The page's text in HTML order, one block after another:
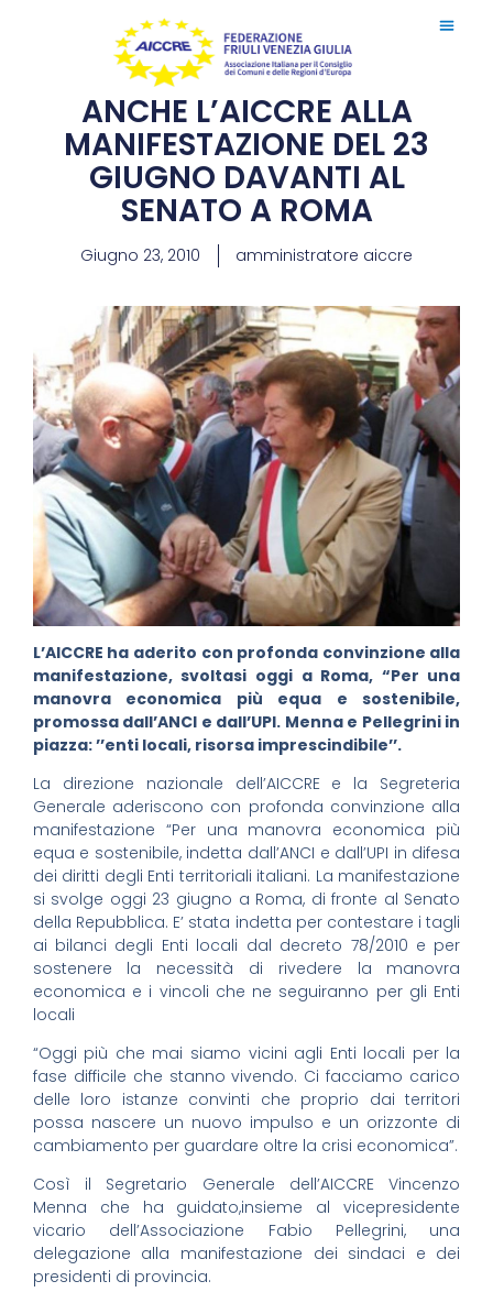
ANCHE L’AICCRE ALLA
MANIFESTAZIONE DEL 23
GIUGNO DAVANTI AL
SENATO A ROMA
Giugno 23, 2010 amministratore aiccre
L’AICCRE ha aderito con profonda convinzione alla
manifestazione, svoltasi oggi a Roma, “Per una
manovra economica più equa e sostenibile,
promossa dall’ANCI e dall’UPI. Menna e Pellegrini in
piazza: ’’enti locali, risorsa imprescindibile’’.
La direzione nazionale dell’AICCRE e la Segreteria
Generale aderiscono con profonda convinzione alla
manifestazione “Per una manovra economica più
equa e sostenibile, indetta dall’ANCI e dall’UPI in difesa
dei diritti degli Enti territoriali italiani. La manifestazione
si svolge oggi 23 giugno a Roma, di fronte al Senato
della Repubblica. E’ stata indetta per contestare i tagli
ai bilanci degli Enti locali dal decreto 78/2010 e per
sostenere la necessità di rivedere la manovra
economica e i vincoli che ne seguiranno per gli Enti
locali
“Oggi più che mai siamo vicini agli Enti locali per la
fase difficile che stanno vivendo. Ci facciamo carico
delle loro istanze convinti che proprio dai territori
possa nascere un nuovo impulso e un orizzonte di
cambiamento per guardare oltre la crisi economica”.
Così il Segretario Generale dell’AICCRE Vincenzo
Menna che ha guidato,insieme al vicepresidente
vicario dell’Associazione Fabio Pellegrini, una
delegazione alla manifestazione dei sindaci e dei
presidenti di provincia.